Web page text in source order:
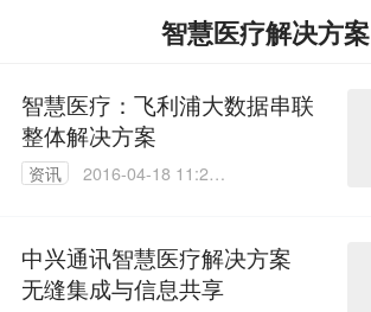
智慧医疗解决方案
智慧医疗：飞利浦大数据串联
整体解决方案
资讯
2016-04-18 11:27:
中兴通讯智慧医疗解决方案
无缝集成与信息共享